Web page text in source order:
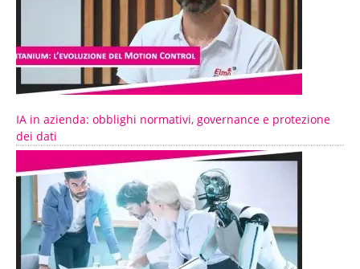
IA in azienda: obblighi normativi, governance e protezione
dei dati